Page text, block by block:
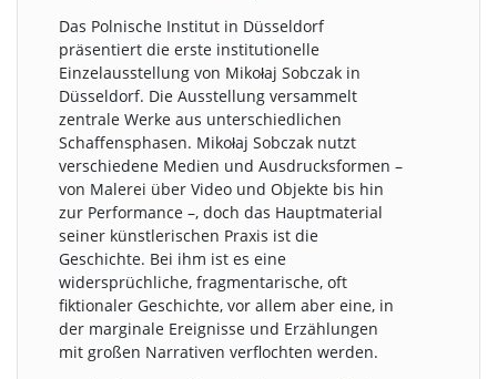
Das Polnische Institut in Düsseldorf
präsentiert die erste institutionelle
Einzelausstellung von Mikołaj Sobczak in
Düsseldorf. Die Ausstellung versammelt
zentrale Werke aus unterschiedlichen
Schaffensphasen. Mikołaj Sobczak nutzt
verschiedene Medien und Ausdrucksformen –
von Malerei über Video und Objekte bis hin
zur Performance –, doch das Hauptmaterial
seiner künstlerischen Praxis ist die
Geschichte. Bei ihm ist es eine
widersprüchliche, fragmentarische, oft
fiktionaler Geschichte, vor allem aber eine, in
der marginale Ereignisse und Erzählungen
mit großen Narrativen verflochten werden.